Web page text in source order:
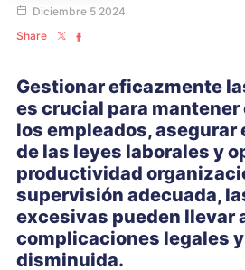
Diciembre 5 2024
Share
Gestionar eficazmente
es crucial para
los empleados,
de las leyes laborales y
productividad
supervisión adecuada,
excesivas pueden llevar
complicaciones legales
disminuida.